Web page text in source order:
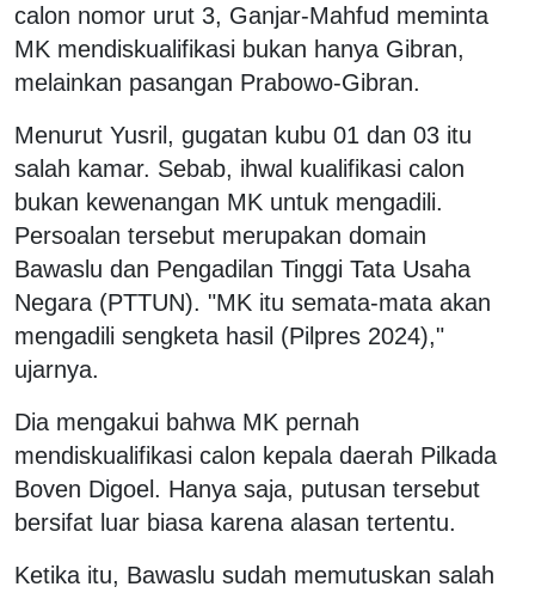
calon nomor urut 3, Ganjar-Mahfud meminta
MK mendiskualifikasi bukan hanya Gibran,
melainkan pasangan Prabowo-Gibran.
Menurut Yusril, gugatan kubu 01 dan 03 itu
salah kamar. Sebab, ihwal kualifikasi calon
bukan kewenangan MK untuk mengadili.
Persoalan tersebut merupakan domain
Bawaslu dan Pengadilan Tinggi Tata Usaha
Negara (PTTUN). "MK itu semata-mata akan
mengadili sengketa hasil (Pilpres 2024),"
ujarnya.
Dia mengakui bahwa MK pernah
mendiskualifikasi calon kepala daerah Pilkada
Boven Digoel. Hanya saja, putusan tersebut
bersifat luar biasa karena alasan tertentu.
Ketika itu, Bawaslu sudah memutuskan salah